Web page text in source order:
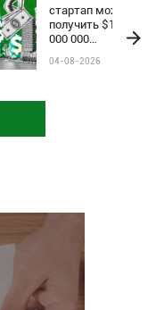
стартап может
получить $1
000 000
Startup World
04-08-2026